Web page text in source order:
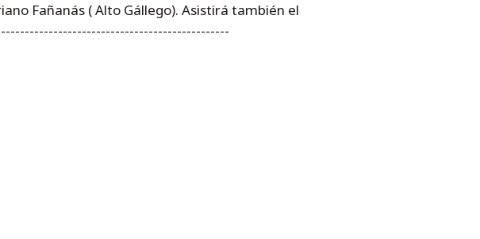
Fañanás ( Alto Gállego). Asistirá también el